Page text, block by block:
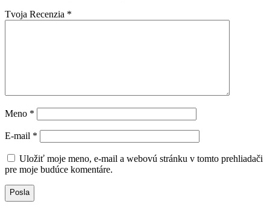
Tvoja Recenzia *
Meno *
E-mail *
Uložiť moje meno, e-mail a webovú stránku v tomto prehliadači
pre moje budúce komentáre.
Posla